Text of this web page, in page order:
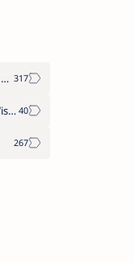
Lokasi Makan
Lokasi Wisata